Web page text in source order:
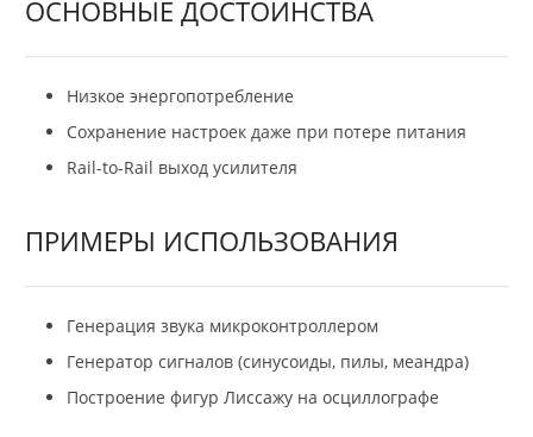
ОСНОВНЫЕ ДОСТОИНСТВА
Низкое энергопотребление
Сохранение настроек даже при потере питания
Rail-to-Rail выход усилителя
ПРИМЕРЫ ИСПОЛЬЗОВАНИЯ
Генерация звука микроконтроллером
Генератор сигналов (синусоиды, пилы, меандра)
Построение фигур Лиссажу на осциллографе